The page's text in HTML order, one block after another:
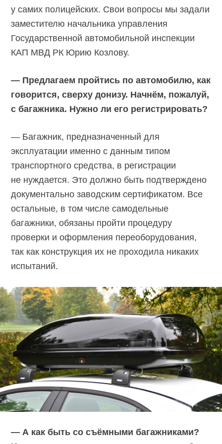
у самих полицейских. Свои вопросы мы задали
заместителю начальника управления
Государственной автомобильной инспекции
КАП МВД РК Юрию Козлову.
— Предлагаем пройтись по автомобилю, как
говорится, сверху донизу. Начнём, пожалуй,
с багажника. Нужно ли его регистрировать?
— Багажник, предназначенный для
эксплуатации именно с данным типом
транспортного средства, в регистрации
не нуждается. Это должно быть подтверждено
документально заводским сертификатом. Все
остальные, в том числе самодельные
багажники, обязаны пройти процедуру
проверки и оформления переоборудования,
так как конструкция их не проходила никаких
испытаний.
— А как быть со съёмными багажниками?